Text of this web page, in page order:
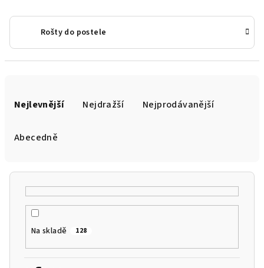
Rošty do postele
Nejlevnější Nejdražší Nejprodávanější
Abecedně
Na skladě 128